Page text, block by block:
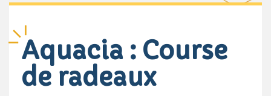
Aquacia : Course
de radeaux